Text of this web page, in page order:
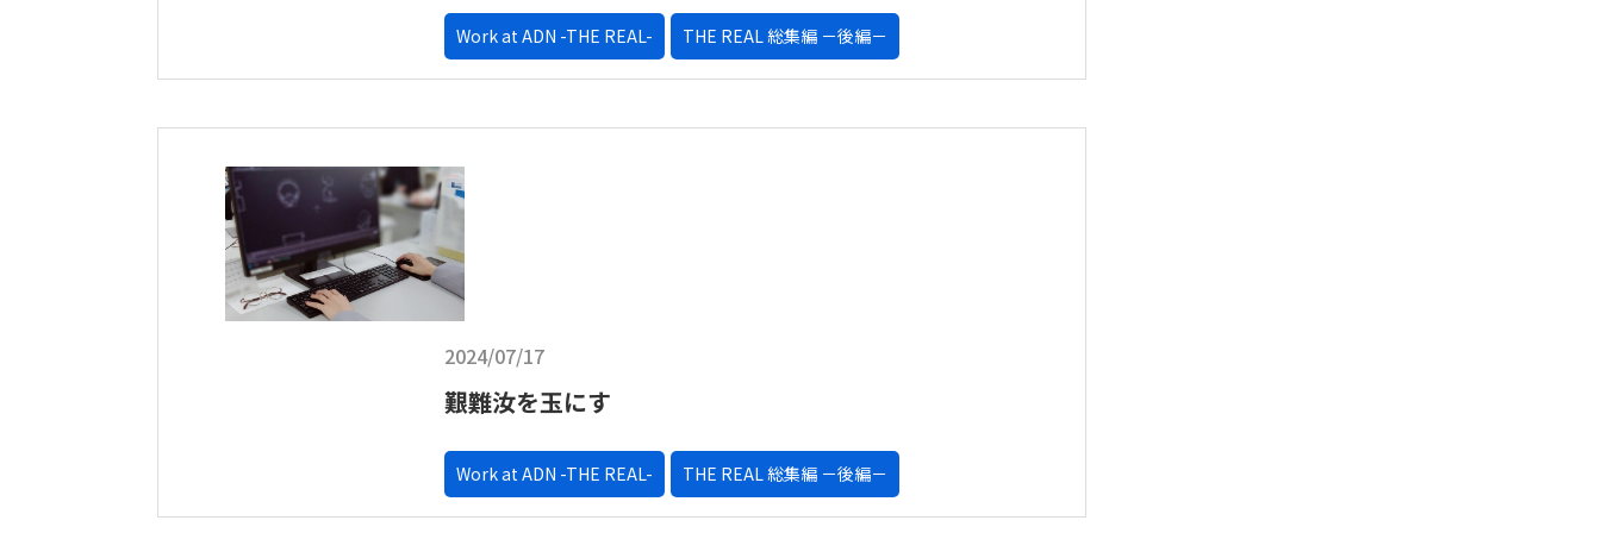
Work at ADN -THE REAL- THE REAL 総集編 －後編－
2024/07/17
艱難汝を玉にす
Work at ADN -THE REAL- THE REAL 総集編 －後編－